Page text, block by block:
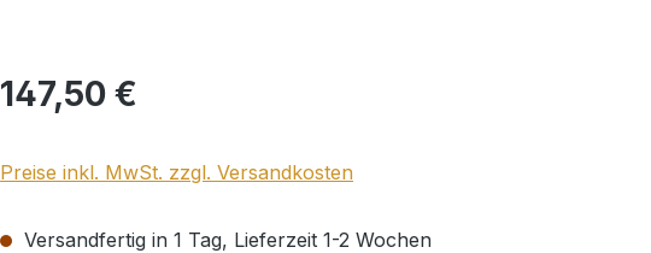
Regulärer Preis:
147,50 €
Preise inkl. MwSt. zzgl. Versandkosten
Versandfertig in 1 Tag, Lieferzeit 1-2 Wochen